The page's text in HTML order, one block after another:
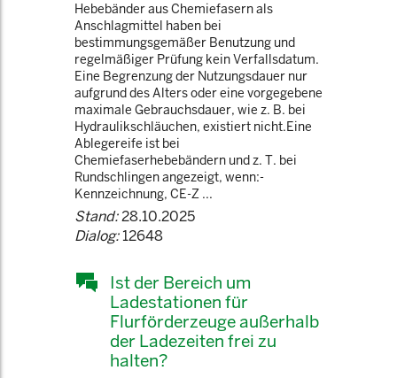
Hebebänder aus Chemiefasern als
Anschlagmittel haben bei
bestimmungsgemäßer Benutzung und
regelmäßiger Prüfung kein Verfallsdatum.
Eine Begrenzung der Nutzungsdauer nur
aufgrund des Alters oder eine vorgegebene
maximale Gebrauchsdauer, wie z. B. bei
Hydraulikschläuchen, existiert nicht.Eine
Ablegereife ist bei
Chemiefaserhebebändern und z. T. bei
Rundschlingen angezeigt, wenn:-
Kennzeichnung, CE-Z ...
Stand:28.10.2025
Dialog:12648
Ist der Bereich um
Ladestationen für
Flurförderzeuge außerhalb
der Ladezeiten frei zu
halten?